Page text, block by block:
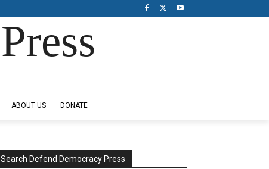
ABOUT US DONATE
Search Defend Democracy Press